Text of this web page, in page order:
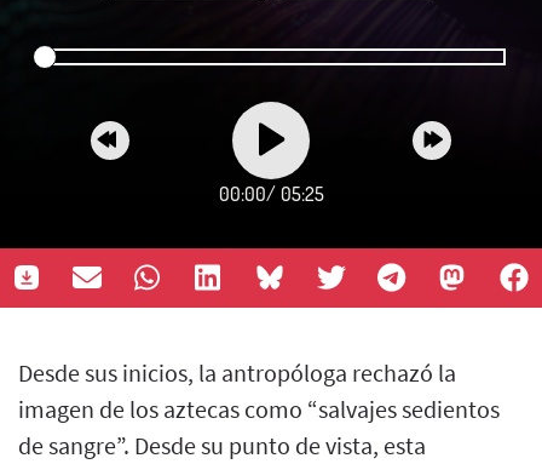
00:00/ 05:25
Desde sus inicios, la antropóloga rechazó la
imagen de los aztecas como “salvajes sedientos
de sangre”. Desde su punto de vista, esta